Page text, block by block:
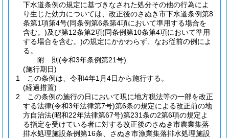
下水道条例の規定に基づきなされた処分その他の行為によ
り生じた効力については、改正後のさぬき市下水道条例第8
条第1項第4号(同条例第6条第4項において準用する場合を
含む。)及び第12条第2項(同条例第10条第4項において準用
する場合を含む。)の規定にかかわらず、なお従前の例によ
る。
附 則(令和3年条例第21号)
(施行期日)
1
この条例は、令和4年1月4日から施行する。
(経過措置)
2
この条例の施行の日において現に地方税法等の一部を改正
する法律(令和3年法律第7号)第6条の規定による改正前の地
方自治法(昭和22年法律第67号)第231条の2第6項の規定よ
る指定を受けている者に対する改正後のさぬき市農業集落
排水処理施設条例第16条、さぬき市漁業集落排水処理施設